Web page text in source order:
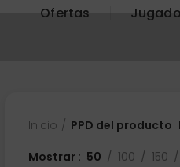
Ofertas
Inicio PPD del producto
Mostrar 50 100 150